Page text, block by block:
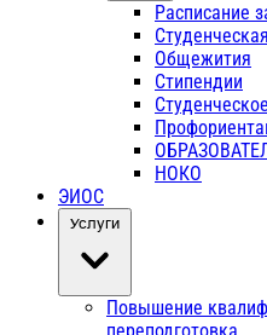
Расписание
Общежития
Стипендии
НОКО
ЭИОС
Услуги
Повышение